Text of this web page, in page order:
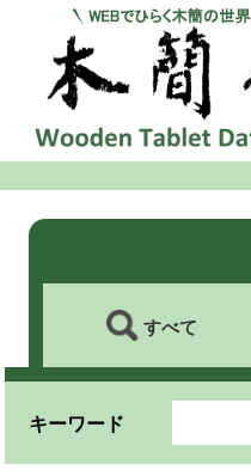
すべて
キーワード